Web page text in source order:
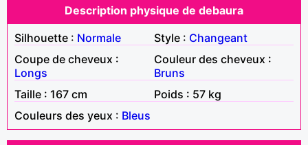
Description physique de debaura
Silhouette : Normale Style : Changeant
Coupe de cheveux :
Longs
Couleur des cheveux :
Bruns
Taille : 167 cm
Poids : 57 kg
Couleurs des yeux : Bleus